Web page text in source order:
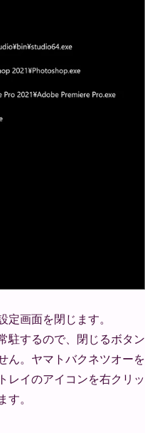
定画面を閉じます。
駐するので、閉じるボタン
ん。ヤマトバクネツオーを
レイのアイコンを右クリッ
す。